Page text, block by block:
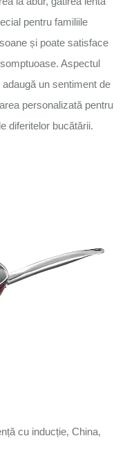
pentru familiile
și poate satisface
Aspectul
un sentiment de
personalizată pentru
diferitelor bucătării.
cu inducție, China,